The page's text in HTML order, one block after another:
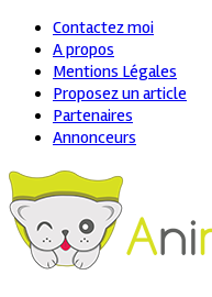
Contactez moi
A propos
Mentions Légales
Proposez un article
Partenaires
Annonceurs